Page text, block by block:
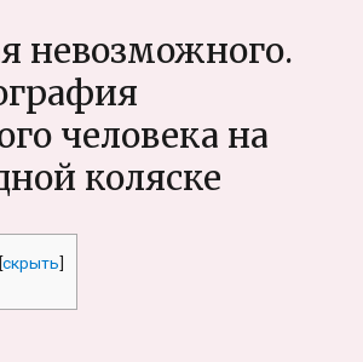
невозможного.
человека на
коляске
[скрыть]